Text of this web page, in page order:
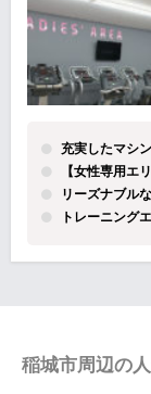
充実したマシ
【女性専用エ
リーズナブル
トレーニング
稲城市周辺の